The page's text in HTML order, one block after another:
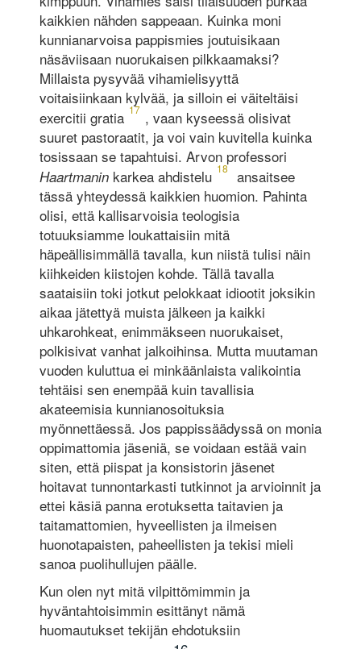
kaikkien nähden sappeaan. Kuinka moni
kunnianarvoisa pappismies joutuisikaan
näsäviisaan nuorukaisen pilkkaamaksi?
Millaista pysyvää vihamielisyyttä
voitaisiinkaan kylvää, ja silloin ei väiteltäisi
exercitii gratia 17 , vaan kyseessä olisivat
suuret pastoraatit, ja voi vain kuvitella kuinka
tosissaan se tapahtuisi. Arvon professori
Haartmaninkarkea ahdistelu 18
ansaitsee
tässä yhteydessä kaikkien huomion. Pahinta
olisi, että kallisarvoisia teologisia
totuuksiamme loukattaisiin mitä
häpeällisimmällä tavalla, kun niistä tulisi näin
kiihkeiden kiistojen kohde. Tällä tavalla
saataisiin toki jotkut pelokkaat idiootit joksikin
aikaa jätettyä muista jälkeen ja kaikki
uhkarohkeat, enimmäkseen nuorukaiset,
polkisivat vanhat jalkoihinsa. Mutta muutaman
vuoden kuluttua ei minkäänlaista valikointia
tehtäisi sen enempää kuin tavallisia
akateemisia kunnianosoituksia
myönnettäessä. Jos pappissäädyssä on monia
oppimattomia jäseniä, se voidaan estää vain
siten, että piispat ja konsistorin jäsenet
hoitavat tunnontarkasti tutkinnot ja arvioinnit ja
ettei käsiä panna erotuksetta taitavien ja
taitamattomien, hyveellisten ja ilmeisen
huonotapaisten, paheellisten ja tekisi mieli
sanoa puolihullujen päälle.
Kun olen nyt mitä vilpittömimmin ja
hyväntahtoisimmin esittänyt nämä
huomautukset tekijän ehdotuksiin